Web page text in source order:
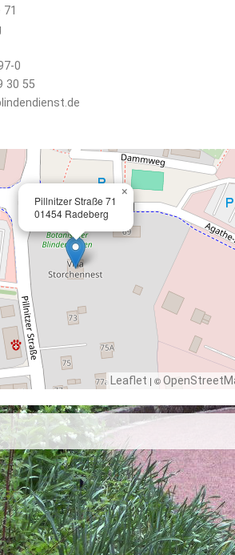
0
30 55
Pillnitzer Straße 71
01454 Radeberg
×
Leaflet | ©